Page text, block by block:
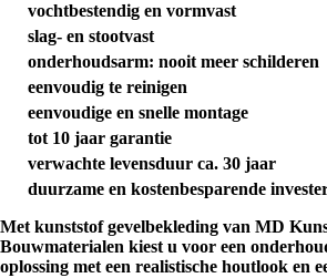
vochtbestendig en vormvast
slag- en stootvast
onderhoudsarm: nooit meer schilderen
eenvoudig te reinigen
eenvoudige en snelle montage
tot 10 jaar garantie
verwachte levensduur ca. 30 jaar
duurzame en kostenbesparende
Met kunststof gevelbekleding van MD
Bouwmaterialen kiest u voor een
oplossing met een realistische houtlook en